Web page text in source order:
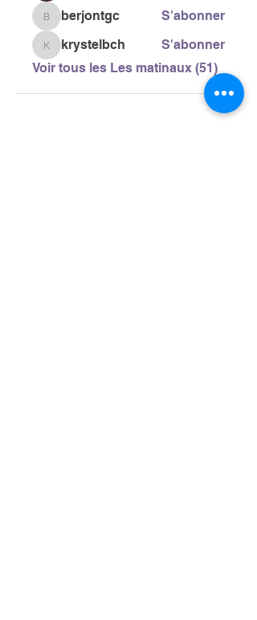
berjontgc
berjontgc S'abonner
krystelbch
krystelbch
S'abonner
Voir tous les Les matinaux (51)